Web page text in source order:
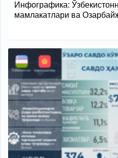
Инфографика:
мамлакатлари ва